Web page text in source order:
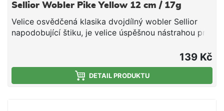
Sellior Wobler Pike Yellow 12 cm / 17g
Velice osvědčená klasika dvojdílný wobler Sellior
napodobující štiku, je velice úspěšnou nástrahou pro
kvalitními trojháčky od značky VMC. Plastové tělo
obsahuje ocelové kuličky, které fungují jako
akustický vyvolávač záběrů a zároveň díky své váze
139 Kč
DETAIL PRODUKTU